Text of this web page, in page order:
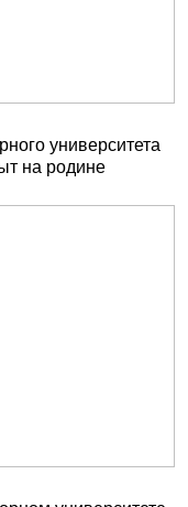
университета
на родине